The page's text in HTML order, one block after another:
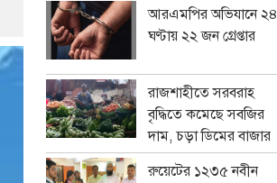
আরএমপির অভিযানে ২৪
ঘণ্টায় ২২ জন গ্রেপ্তার
রাজশাহীতে সরবরাহ
বৃদ্ধিতে কমেছে সবজির
দাম, চড়া ডিমের বাজার
রুয়েটের ১২৩৫ নবীন